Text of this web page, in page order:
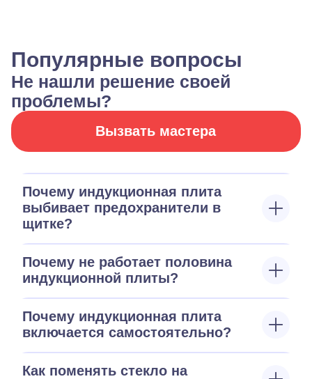
Популярные вопросы
Не нашли решение своей
проблемы?
Вызвать мастера
Почему индукционная плита
выбивает предохранители в
щитке?
Почему не работает половина
индукционной плиты?
Почему индукционная плита
включается самостоятельно?
Как поменять стекло на